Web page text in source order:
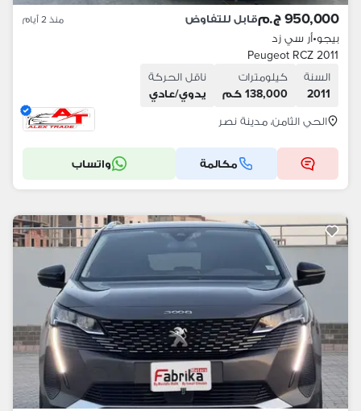
950,000 ج.م قابل للتفاوض منذ 2 أيام
بيجو•أر سي زد
Peugeot RCZ 2011
السنة
2011
كيلومترات
138,000 كم
ناقل الحركة
يدوي/عادي
الحي الثامن، مدينة نصر
مكالمة واتساب